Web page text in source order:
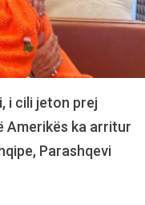
i cili jeton prej
Amerikës ka arritur
Parashqevi